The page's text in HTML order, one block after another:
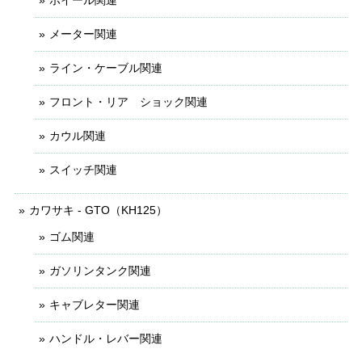
メーター関連
ライン・ケーブル関連
フロント・リア ショック関連
カウル関連
スイッチ関連
カワサキ - GTO（KH125）
ゴム関連
ガソリンタンク関連
キャブレター関連
ハンドル・レバー関連